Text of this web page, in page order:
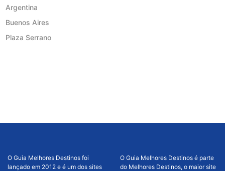
Argentina
Buenos Aires
Plaza Serrano
O Guia Melhores Destinos foi
lançado em 2012 e é um dos sites
O Guia Melhores Destinos é parte
do Melhores Destinos, o maior site